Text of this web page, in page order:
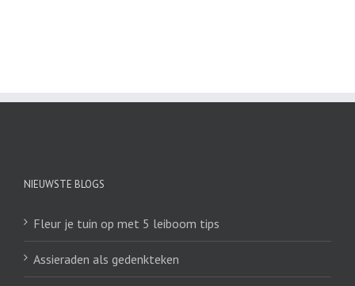
NIEUWSTE BLOGS
Fleur je tuin op met 5 leiboom tips
Assieraden als gedenkteken